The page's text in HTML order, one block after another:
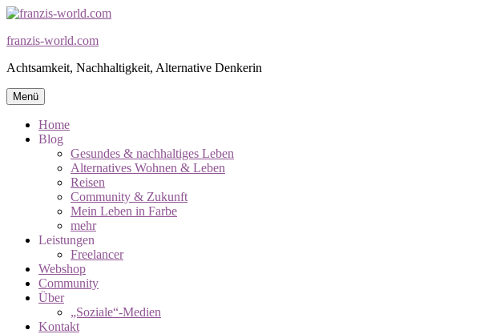
Zum
springen
franzis-world.com
Achtsamkeit, Nachhaltigkeit, Alternative Denkerin
Menü
Home
Blog
Gesundes & nachhaltiges Leben
Alternatives Wohnen & Leben
​Reisen
​Community & Zukunft
Mein Leben in Farbe
mehr
Leistungen
Freelancer
Webshop
Community
Über
„Soziale“-Medien
Kontakt